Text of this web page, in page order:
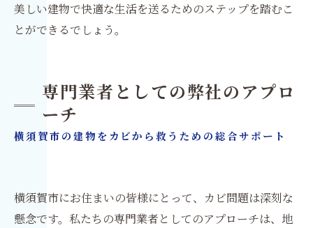
美しい建物で快適な生活を送るためのステップを踏むこ
とができるでしょう。
専門業者としての弊社のアプロ
ーチ
横須賀市の建物をカビから救うための総合サポート
横須賀市にお住まいの皆様にとって、カビ問題は深刻な
懸念です。私たちの専門業者としてのアプローチは、地